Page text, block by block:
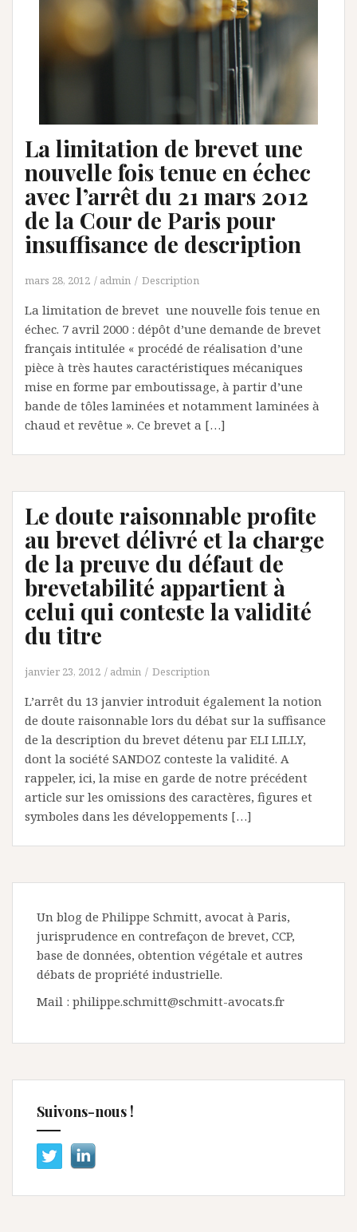
La limitation de brevet une
nouvelle fois tenue en échec
avec l’arrêt du 21 mars 2012
de la Cour de Paris pour
insuffisance de description
mars 28, 2012 admin Description
La limitation de brevet une nouvelle fois tenue en
échec. 7 avril 2000 : dépôt d’une demande de brevet
français intitulée « procédé de réalisation d’une
pièce à très hautes caractéristiques mécaniques
mise en forme par emboutissage, à partir d’une
bande de tôles laminées et notamment laminées à
chaud et revêtue ». Ce brevet a […]
Le doute raisonnable profite
au brevet délivré et la charge
de la preuve du défaut de
brevetabilité appartient à
celui qui conteste la validité
du titre
janvier 23, 2012 admin Description
L’arrêt du 13 janvier introduit également la notion
de doute raisonnable lors du débat sur la suffisance
de la description du brevet détenu par ELI LILLY,
dont la société SANDOZ conteste la validité. A
rappeler, ici, la mise en garde de notre précédent
article sur les omissions des caractères, figures et
symboles dans les développements […]
Un blog de Philippe Schmitt, avocat à Paris,
jurisprudence en contrefaçon de brevet, CCP,
base de données, obtention végétale et autres
débats de propriété industrielle.
Mail : philippe.schmitt@schmitt-avocats.fr
Suivons-nous !